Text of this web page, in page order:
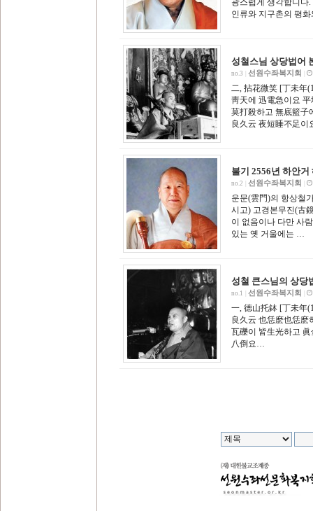
광스럽게 생각합니다
인류와 지구촌의 평
성철스님 상당법어
no.3 선원수좌복지회
二, 拈花微笑 [丁未年
靑天에 迅電急이요
莫打殺하고 無底籃子
良久云 夜短睡不足
불기 2556년 하안거
no.2 선원수좌복지회
운문(雲門)의 항상철
시고) 고경본무진(古
이 없음이나 다만 사
있는 옛 거울에는 …
성철 큰스님의 상당
no.1 선원수좌복지회
一, 德山托鉢 [丁未年
良久云 也恁麽也恁麽
瓦礫이 皆生光하고
八倒요…